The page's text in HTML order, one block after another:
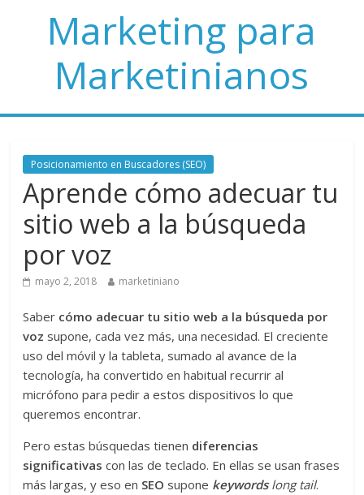
Marketing para
Marketinianos
Posicionamiento en Buscadores (SEO)
Aprende cómo adecuar tu
sitio web a la búsqueda
por voz
mayo 2, 2018 marketiniano
Saber cómo adecuar tu sitio web a la búsqueda por
vozsupone, cada vez más, una necesidad. El creciente
uso del móvil y la tableta, sumado al avance de la
tecnología, ha convertido en habitual recurrir al
micrófono para pedir a estos dispositivos lo que
queremos encontrar.
Pero estas búsquedas tienen diferencias
significativas con las de teclado. En ellas se usan frases
más largas, y eso en SEO supone keywords long tail.